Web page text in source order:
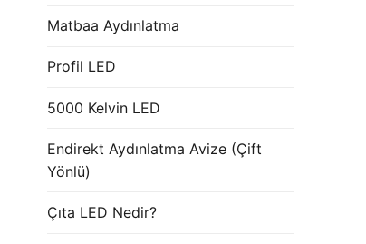
Matbaa Aydınlatma
Profil LED
5000 Kelvin LED
Endirekt Aydınlatma Avize (Çift
Yönlü)
Çıta LED Nedir?